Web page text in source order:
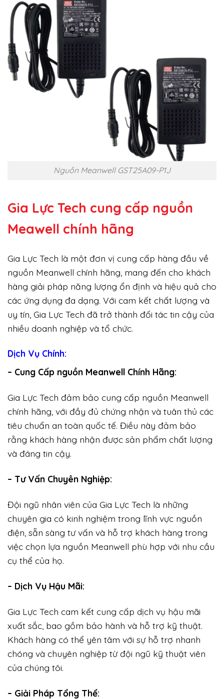
Nguồn Meanwell GST25A09-P1J
Gia Lực Tech cung cấp nguồn
Meawell chính hãng
Gia Lực Tech là một đơn vị cung cấp hàng đầu về
nguồn Meanwell chính hãng, mang đến cho khách
hàng giải pháp năng lượng ổn định và hiệu quả cho
các ứng dụng đa dạng. Với cam kết chất lượng và
uy tín, Gia Lực Tech đã trở thành đối tác tin cậy của
nhiều doanh nghiệp và tổ chức.
Dịch Vụ Chính:
– Cung Cấp nguồn Meanwell Chính Hãng:
Gia Lực Tech đảm bảo cung cấp nguồn Meanwell
chính hãng, với đầy đủ chứng nhận và tuân thủ các
tiêu chuẩn an toàn quốc tế. Điều này đảm bảo
rằng khách hàng nhận được sản phẩm chất lượng
và đáng tin cậy.
– Tư Vấn Chuyên Nghiệp:
Đội ngũ nhân viên của Gia Lực Tech là những
chuyên gia có kinh nghiệm trong lĩnh vực nguồn
điện, sẵn sàng tư vấn và hỗ trợ khách hàng trong
việc chọn lựa nguồn Meanwell phù hợp với nhu cầu
cụ thể của họ.
– Dịch Vụ Hậu Mãi:
Gia Lực Tech cam kết cung cấp dịch vụ hậu mãi
xuất sắc, bao gồm bảo hành và hỗ trợ kỹ thuật.
Khách hàng có thể yên tâm với sự hỗ trợ nhanh
chóng và chuyên nghiệp từ đội ngũ kỹ thuật viên
của chúng tôi.
– Giải Pháp Tổng Thể: